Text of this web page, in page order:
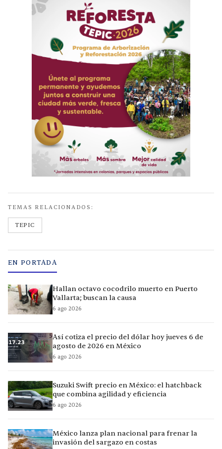
TEMAS RELACIONADOS:
TEPIC
EN PORTADA
Hallan octavo cocodrilo muerto en Puerto
Vallarta; buscan la causa
6 ago 2026
Así cotiza el precio del dólar hoy jueves 6 de
agosto de 2026 en México
6 ago 2026
Suzuki Swift precio en México: el hatchback
que combina agilidad y eficiencia
6 ago 2026
México lanza plan nacional para frenar la
invasión del sargazo en costas